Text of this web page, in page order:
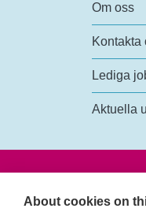
About cookies on
Om oss
Kontakta
Lediga
Aktuella